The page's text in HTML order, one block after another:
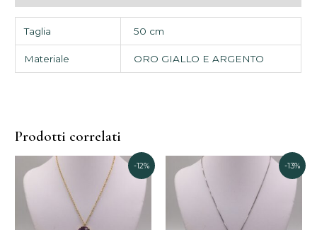
Taglia 50 cm
Materiale ORO GIALLO E ARGENTO
Prodotti correlati
-12%
prezzo
originale
era:
900,00€.
Il
prezzo
attuale
790,00€.
-13%
prezzo
originale
200,00€.
Il
prezzo
attuale